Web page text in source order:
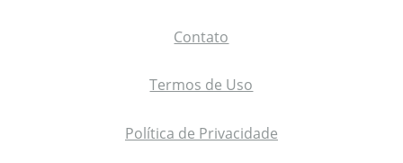
Contato
Termos de Uso
Política de Privacidade